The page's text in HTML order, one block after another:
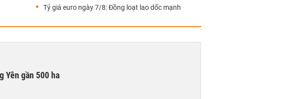
Tỷ giá euro ngày 7/8: Đồng loạt lao dốc mạnh
Yên gần 500 ha